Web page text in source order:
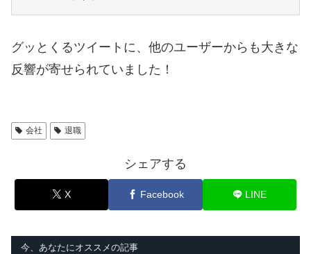
グッとくるツイートに、他のユーザーからも大きな
反響が寄せられていました！
会社 退職
シェアする
X Facebook LINE
今、あなたにオススメの記事